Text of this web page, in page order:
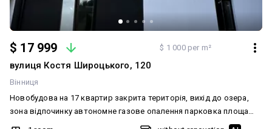
$ 17 999 $ 1 000 per m²
вулиця Костя Широцького, 120
Вінниця
Новобудова на 17 квартир закрита територія, вихід до озера,
зона відпочинку автономне газове опалення парковка площа
17.9 поверх цегла будинок зданий, ведуться роботи по